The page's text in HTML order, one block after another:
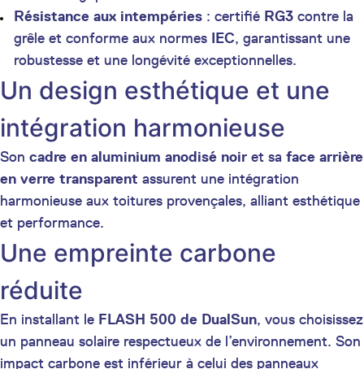
Résistance aux intempéries : certifié RG3 contre la
grêle et conforme aux normes IEC, garantissant une
robustesse et une longévité exceptionnelles.
Un design esthétique et une
intégration harmonieuse
Son cadre en aluminium anodisé noir et sa face arrière
en verre transparent assurent une intégration
harmonieuse aux toitures provençales, alliant esthétique
et performance.
Une empreinte carbone
réduite
En installant le FLASH 500 de DualSun, vous choisissez
un panneau solaire respectueux de l’environnement. Son
impact carbone est inférieur à celui des panneaux